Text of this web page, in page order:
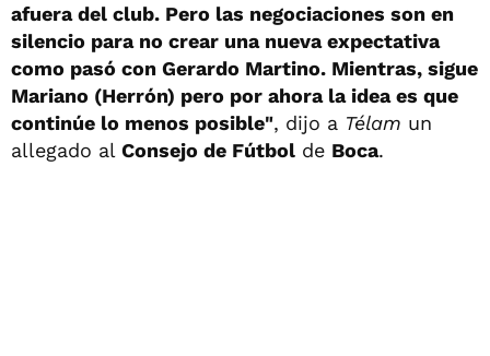
afuera del club. Pero las negociaciones son en
silencio para no crear una nueva expectativa
como pasó con Gerardo Martino. Mientras, sigue
Mariano (Herrón) pero por ahora la idea es que
continúe lo menos posible", dijo a Télam un
allegado al Consejo de Fútbol de Boca.